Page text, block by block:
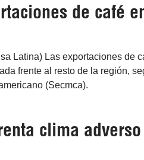
de café
Latina) Las exportaciones de
frente al resto de la región,
(Secmca).
clima